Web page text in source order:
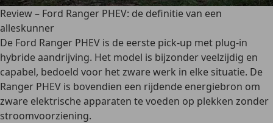
Review – Ford Ranger PHEV: de definitie van een
alleskunner
De Ford Ranger PHEV is de eerste pick-up met plug-in
hybride aandrijving. Het model is bijzonder veelzijdig en
capabel, bedoeld voor het zware werk in elke situatie. De
Ranger PHEV is bovendien een rijdende energiebron om
zware elektrische apparaten te voeden op plekken zonder
stroomvoorziening.